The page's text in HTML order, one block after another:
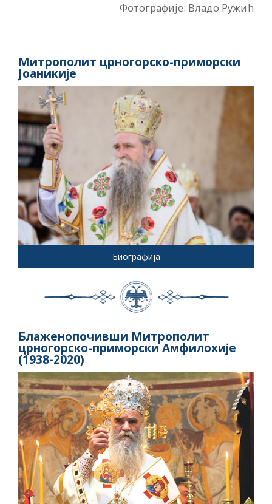
Фотографије: Владо Ружић
Митрополит црногорско-приморски
Јоаникије
Биографија
Блаженопочивши Митрополит
црногорско-приморски Амфилохије
(1938-2020)